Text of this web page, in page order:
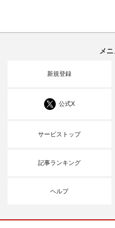
メ
新規登録
公式X
サービストップ
記事ランキング
ヘルプ